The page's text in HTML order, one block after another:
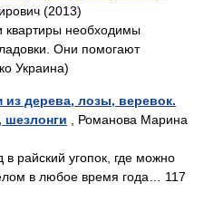
(2013)
квартиры необходимы
Они помогают
Украина)
дерева, лозы, веревок.
шезлонги , Романова Марина
в райский угопок, где можно
в любое время года… 117